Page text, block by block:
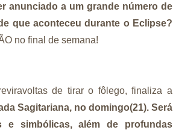
anunciado a um grande número de
que aconteceu durante o Eclipse?
no final de semana!
de tirar o fôlego, finaliza a
Sagitariana, no domingo(21). Será
simbólicas, além de profundas